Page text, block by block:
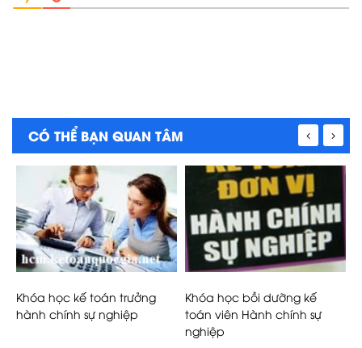
CÓ THỂ BẠN QUAN TÂM
Khóa học kế toán trưởng
hành chính sự nghiệp
Khóa học bồi dưỡng kế
toán viên Hành chính sự
nghiệp